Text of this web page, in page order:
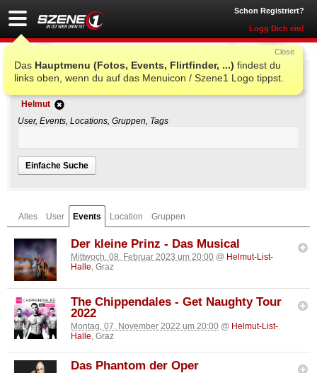
Schon Registriert?
Logg Dich ein!
Das Hauptmenu (Fotos, Events, Flirtfinder, ...) findest du
links oben, wenn du auf das Menuicon / Szene1 Logo tippst.
Close
Einfache Suche
Helmut
User, Events, Locations, Gruppen, Tags
Einfache Suche
Alles User Events Location Gruppen
Der kleine Prinz - Das Musical
Mittwoch, 08. Februar 2023 um 20:00 @ Helmut-List-
Halle, Graz
The Chippendales - Get Naughty Tour
2022
Montag, 07. November 2022 um 20:00 @ Helmut-List-
Halle, Graz
Das Phantom der Oper